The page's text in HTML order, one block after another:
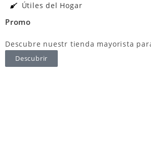
Útiles del Hogar
Promo
Descubre nuestr tienda mayorista
Descubrir